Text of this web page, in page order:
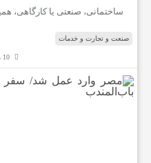
ساختمانی، صنعتی یا
صنعت و تجارت و خدمات
10 مرداد 1405